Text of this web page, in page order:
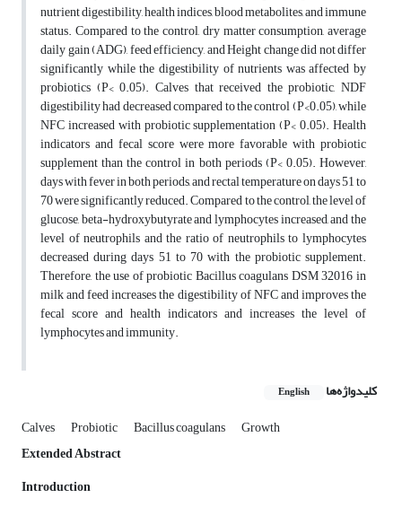
nutrient digestibility, health indices, blood metabolites, and immune
status. Compared to the control, dry matter consumption, average
daily gain (ADG), feed efficiency, and Height change did not differ
significantly while the digestibility of nutrients was affected by
probiotics (P< 0.05). Calves that received the probiotic, NDF
digestibility had decreased compared to the control (P<0.05), while
NFC increased with probiotic supplementation (P< 0.05). Health
indicators and fecal score were more favorable with probiotic
supplement than the control in both periods (P< 0.05). However,
days with fever in both periods, and rectal temperature on days 51 to
70 were significantly reduced. Compared to the control, the level of
glucose, beta-hydroxybutyrate and lymphocytes increased, and the
level of neutrophils and the ratio of neutrophils to lymphocytes
decreased during days 51 to 70 with the probiotic supplement.
Therefore, the use of probiotic Bacillus coagulans DSM 32016 in
milk and feed increases the digestibility of NFC and improves the
fecal score and health indicators and increases the level of
lymphocytes and immunity.
کلیدواژه‌ها English
Calves Probiotic Bacillus coagulans
Growth
Extended Abstract
Introduction